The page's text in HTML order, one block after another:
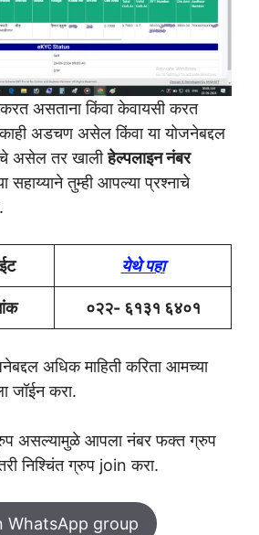
असताना किंवा केवायसी करत
अडचण असेल किंवा या योजनेबद्दल
असेल तर खालीहेल्पलाइन नंबर
सहाय्याने तुम्ही आपल्या प्रश्नाचे
येथे पहा
०२२- ६१३१ ६४०१
अधिक माहिती करिता आमच्या
जॉईन करा.
असल्यामुळे आपला नंबर फक्त ग्रुप
निश्चिंत ग्रुप join करा.
WhatsApp group